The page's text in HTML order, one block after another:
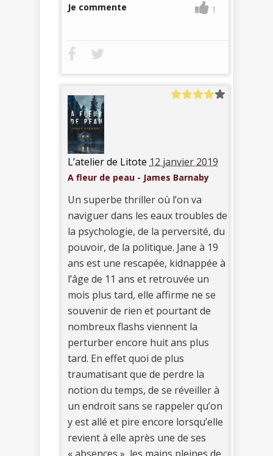
Je commente 1
L’atelier de Litote 12 janvier 2019
A fleur de peau - James Barnaby
Un superbe thriller où l’on va
naviguer dans les eaux troubles de
la psychologie, de la perversité, du
pouvoir, de la politique. Jane à 19
ans est une rescapée, kidnappée à
l’âge de 11 ans et retrouvée un
mois plus tard, elle affirme ne se
souvenir de rien et pourtant de
nombreux flashs viennent la
perturber encore huit ans plus
tard. En effet quoi de plus
traumatisant que de perdre la
notion du temps, de se réveiller à
un endroit sans se rappeler qu’on
y est allé et pire encore lorsqu’elle
revient à elle après une de ses